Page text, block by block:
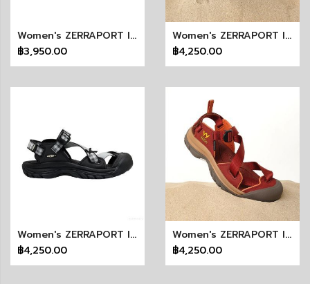
Women's ZERRAPORT II (BLACK/BLACK)
฿3,950.00
Women's ZERRAPORT II (OPEN YY SENECA ROCK) KEEN X OPEN YY
฿4,250.00
Women's ZERRAPORT II (GINGHAM)
฿4,250.00
Women's ZERRAPORT II (OPEN YY BURNT HENNA) KEEN X OPEN YY
฿4,250.00